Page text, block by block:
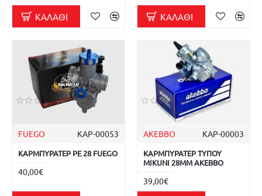
ΚΑΛΆΘΙ ΚΑΛΆΘΙ
FUEGO ΚΑΡ-00053
ΚΑΡΜΠΥΡΑΤΕΡ PE 28 FUEGO
40,00€
AKEBBO ΚΑΡ-00003
ΚΑΡΜΠΥΡΑΤΕΡ ΤΥΠΟΥ
MIKUNI 28MM AKEBBO
39,00€